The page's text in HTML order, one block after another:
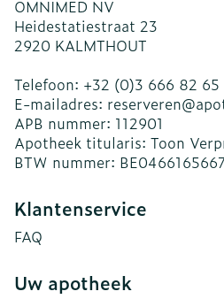
OMNIMED NV
Heidestatiestraat 23
2920 KALMTHOUT
Telefoon: +32 (0)3 666 82 65
E-mailadres: reserveren@
APB nummer: 112901
Apotheek titularis: Toon
BTW nummer:
Klantenservice
FAQ
Uw apotheek